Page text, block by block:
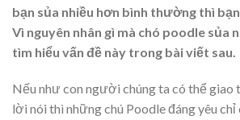
bạn sủa nhiều hơn bình thường thì
Vì nguyên nhân gì mà chó poodle sủa
tìm hiểu vấn đề này trong bài viết sau.
Nếu như con người chúng ta có thể giao
lời nói thì những chú Poodle đáng yêu